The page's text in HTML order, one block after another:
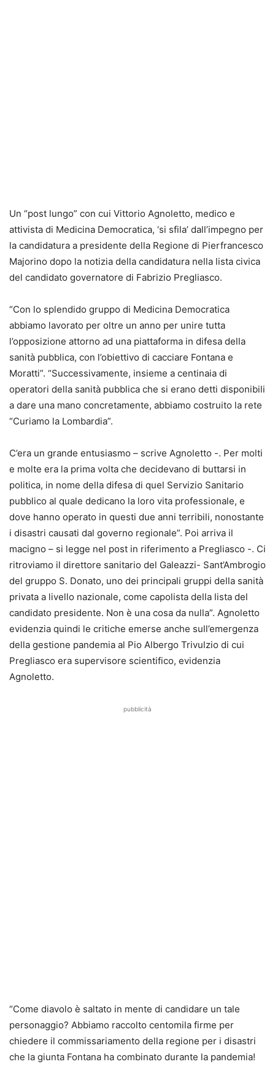
Un “post lungo” con cui Vittorio Agnoletto, medico e
attivista di Medicina Democratica, ‘si sfila’ dall’impegno per
la candidatura a presidente della Regione di Pierfrancesco
Majorino dopo la notizia della candidatura nella lista civica
del candidato governatore di Fabrizio Pregliasco.
“Con lo splendido gruppo di Medicina Democratica
abbiamo lavorato per oltre un anno per unire tutta
l’opposizione attorno ad una piattaforma in difesa della
sanità pubblica, con l’obiettivo di cacciare Fontana e
Moratti”. “Successivamente, insieme a centinaia di
operatori della sanità pubblica che si erano detti disponibili
a dare una mano concretamente, abbiamo costruito la rete
“Curiamo la Lombardia”.
C’era un grande entusiasmo – scrive Agnoletto -. Per molti
e molte era la prima volta che decidevano di buttarsi in
politica, in nome della difesa di quel Servizio Sanitario
pubblico al quale dedicano la loro vita professionale, e
dove hanno operato in questi due anni terribili, nonostante
i disastri causati dal governo regionale”. Poi arriva il
macigno – si legge nel post in riferimento a Pregliasco -. Ci
ritroviamo il direttore sanitario del Galeazzi- Sant’Ambrogio
del gruppo S. Donato, uno dei principali gruppi della sanità
privata a livello nazionale, come capolista della lista del
candidato presidente. Non è una cosa da nulla”. Agnoletto
evidenzia quindi le critiche emerse anche sull’emergenza
della gestione pandemia al Pio Albergo Trivulzio di cui
Pregliasco era supervisore scientifico, evidenzia
Agnoletto.
pubblicità
“Come diavolo è saltato in mente di candidare un tale
personaggio? Abbiamo raccolto centomila firme per
chiedere il commissariamento della regione per i disastri
che la giunta Fontana ha combinato durante la pandemia!